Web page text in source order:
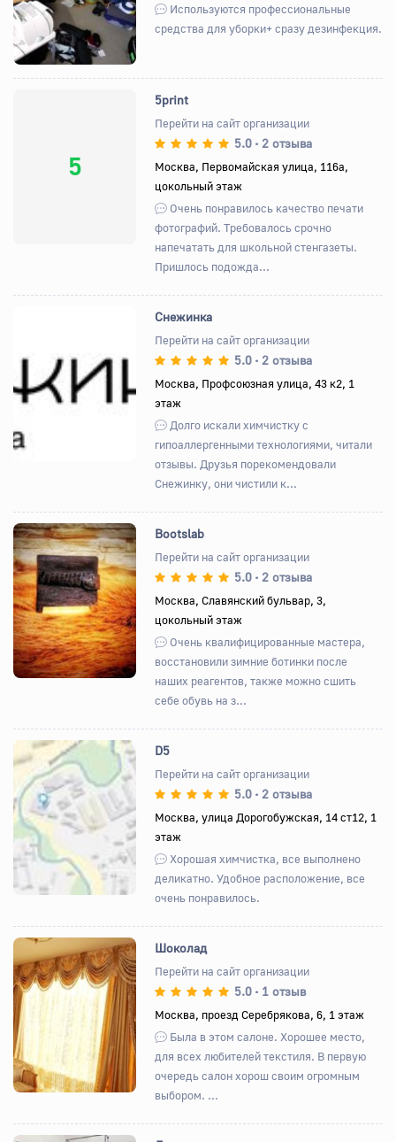
Используются профессиональные
средства для уборки+ сразу дезинфекция.
5
5print
Перейти на сайт организации
5.0 • 2 отзыва
Москва, Первомайская улица, 116а,
цокольный этаж
Очень понравилось качество печати
фотографий. Требовалось срочно
напечатать для школьной стенгазеты.
Пришлось подожда...
Назад Вперед
Снежинка
Перейти на сайт организации
5.0 • 2 отзыва
Москва, Профсоюзная улица, 43 к2, 1
этаж
Долго искали химчистку с
гипоаллергенными технологиями, читали
отзывы. Друзья порекомендовали
Снежинку, они чистили к...
Назад Вперед
Bootslab
Перейти на сайт организации
5.0 • 2 отзыва
Москва, Славянский бульвар, 3,
цокольный этаж
Очень квалифицированные мастера,
восстановили зимние ботинки после
наших реагентов, также можно сшить
себе обувь на з...
Назад Вперед
D5
Перейти на сайт организации
5.0 • 2 отзыва
Москва, улица Дорогобужская, 14 ст12, 1
этаж
Хорошая химчистка, все выполнено
деликатно. Удобное расположение, все
очень понравилось.
Вперед
Шоколад
Перейти на сайт организации
5.0 • 1 отзыв
Москва, проезд Серебрякова, 6, 1 этаж
Была в этом салоне. Хорошее место,
для всех любителей текстиля. В первую
очередь салон хорош своим огромным
выбором. ...